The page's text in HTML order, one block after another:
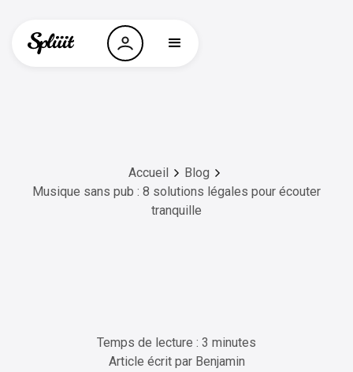
Accueil
Blog
Musique sans pub : 8 solutions légales pour écouter
tranquille
Temps de lecture : 3 minutes
Article écrit par Benjamin